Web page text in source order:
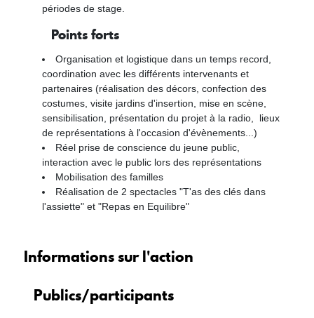
périodes de stage.
Points forts
Organisation et logistique dans un temps record,
coordination avec les différents intervenants et
partenaires (réalisation des décors, confection des
costumes, visite jardins d'insertion, mise en scène,
sensibilisation, présentation du projet à la radio, lieux
de représentations à l'occasion d'évènements...)
Réel prise de conscience du jeune public,
interaction avec le public lors des représentations
Mobilisation des familles
Réalisation de 2 spectacles "T'as des clés dans
l'assiette" et "Repas en Equilibre"
Informations sur l'action
Publics/participants